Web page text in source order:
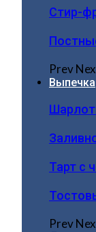
Стир-
Prev
Выпечка
Тарт с
Prev